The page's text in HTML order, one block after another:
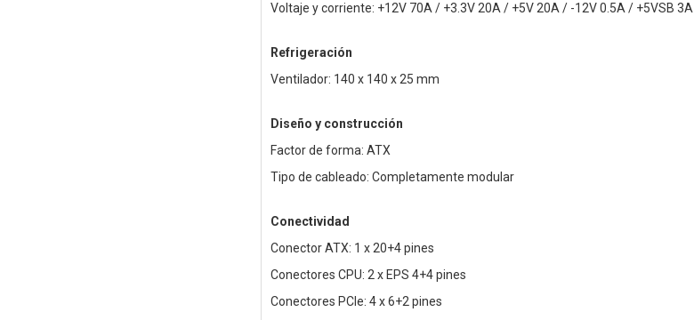
Voltaje y corriente: +12V 70A / +3.3V 20A / +5V 20A / -12V 0.5A / +5VSB 3A
Refrigeración
Ventilador: 140 x 140 x 25 mm
Diseño y construcción
Factor de forma: ATX
Tipo de cableado: Completamente modular
Conectividad
Conector ATX: 1 x 20+4 pines
Conectores CPU: 2 x EPS 4+4 pines
Conectores PCIe: 4 x 6+2 pines